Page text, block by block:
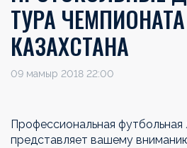
ТУРА ЧЕМПИОНАТА
КАЗАХСТАНА
09 мамыр 2018 22:00
Профессиональная футбольная
представляет вашему